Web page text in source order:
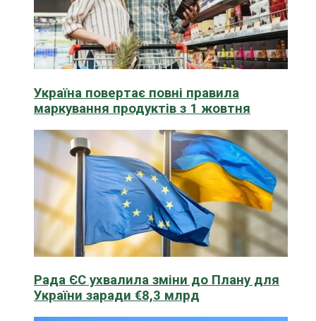
Україна повертає повні правила
маркування продуктів з 1 жовтня
Рада ЄС ухвалила зміни до Плану для
України заради €8,3 млрд